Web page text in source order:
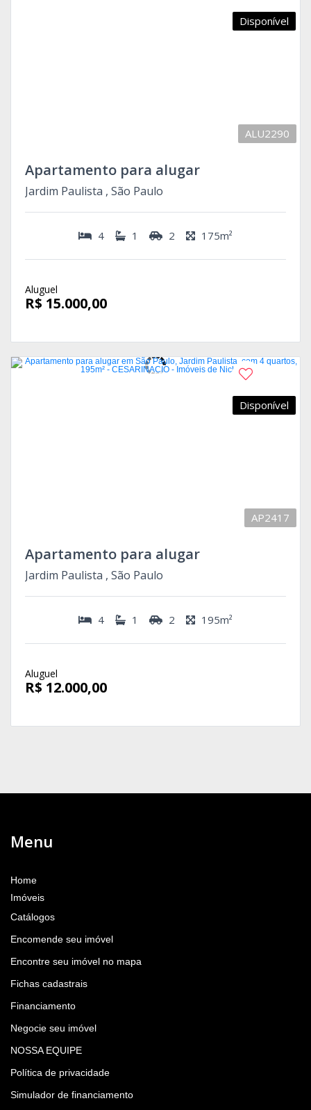
Disponível
ALU2290
Apartamento para alugar
Jardim Paulista , São Paulo
4 1 2 175m²
Aluguel
R$ 15.000,00
Disponível
AP2417
Apartamento para alugar
Jardim Paulista , São Paulo
4 1 2 195m²
Aluguel
R$ 12.000,00
Menu
Home
Imóveis
Catálogos
Encomende seu imóvel
Encontre seu imóvel no mapa
Fichas cadastrais
Financiamento
Negocie seu imóvel
NOSSA EQUIPE
Política de privacidade
Simulador de financiamento